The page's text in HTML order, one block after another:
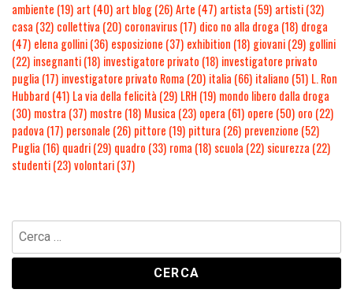
ambiente (19) art (40) art blog(26)Arte (47) artista (59) artisti(32)
casa (32) collettiva (20) coronavirus(17) dico no alla droga (18) droga
(47) elena gollini(36) esposizione (37) exhibition (18) giovani(29) gollini
(22) insegnanti(18) investigatore privato (18) investigatore privato
puglia (17) investigatore privato Roma (20) italia (66) italiano (51) L. Ron
Hubbard (41) La via della felicità (29) LRH (19) mondo libero dalla droga
(30) mostra (37) mostre (18) Musica (23) opera (61) opere (50) oro (22)
padova (17) personale (26) pittore (19) pittura (26) prevenzione (52)
Puglia (16) quadri(29) quadro (33) roma (18) scuola (22) sicurezza (22)
studenti(23)volontari(37)